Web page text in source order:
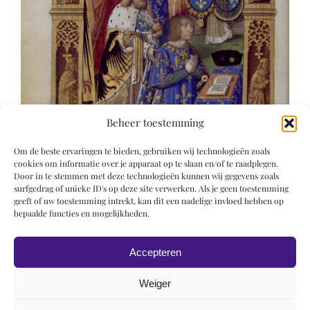
Beheer toestemming
Om de beste ervaringen te bieden, gebruiken wij technologieën zoals
cookies om informatie over je apparaat op te slaan en/of te raadplegen.
Door in te stemmen met deze technologieën kunnen wij gegevens zoals
surfgedrag of unieke ID's op deze site verwerken. Als je geen toestemming
geeft of uw toestemming intrekt, kan dit een nadelige invloed hebben op
bepaalde functies en mogelijkheden.
Accepteren
Weiger